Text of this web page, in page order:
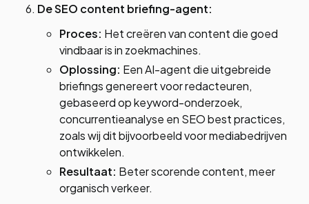
De SEO content briefing-agent:
Proces: Het creëren van content die goed
vindbaar is in zoekmachines.
Oplossing: Een AI-agent die uitgebreide
briefings genereert voor redacteuren,
gebaseerd op keyword-onderzoek,
concurrentieanalyse en SEO best practices,
zoals wij dit bijvoorbeeld voor mediabedrijven
ontwikkelen.
Resultaat: Beter scorende content, meer
organisch verkeer.